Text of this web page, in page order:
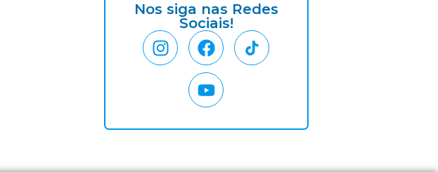
Nos siga nas Redes
Sociais!